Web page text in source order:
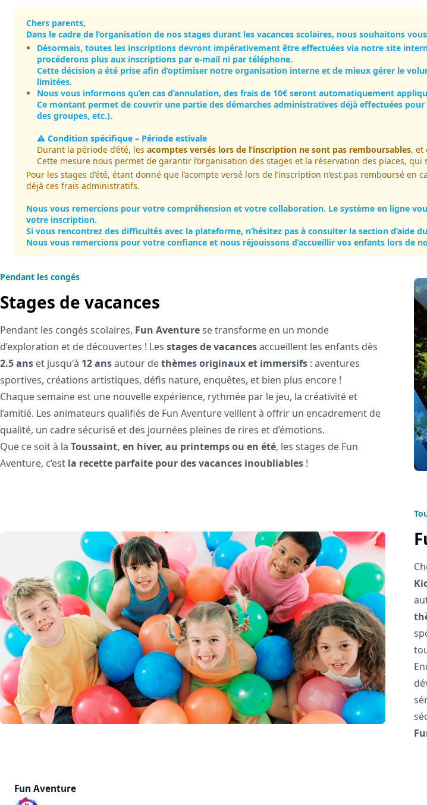
Chers parents,
Dans le cadre de l’organisation de nos stages durant les vacances scolaires, nous souhaitons
Désormais, toutes les inscriptions devront impérativement être effectuées via notre site
procéderons plus aux inscriptions par e-mail ni par téléphone.
Cette décision a été prise afin d’optimiser notre organisation interne et de mieux gérer le
limitées.
Nous vous informons qu’en cas d’annulation, des frais de 10€ seront automatiquement
Ce montant permet de couvrir une partie des démarches administratives déjà effectuées
des groupes, etc.).
⚠️ Condition spécifique – Période estivale
Durant la période d’été, les acomptes versés lors de l’inscription ne sont pas remboursables, et
Cette mesure nous permet de garantir l’organisation des stages et la réservation des places,
Pour les stages d’été, étant donné que l’acompte versé lors de l’inscription n’est pas remboursé
déjà ces frais administratifs.
Nous vous remercions pour votre compréhension et votre collaboration. Le système en ligne
votre inscription.
Si vous rencontrez des difficultés avec la plateforme, n’hésitez pas à consulter la section
Nous vous remercions pour votre confiance et nous réjouissons d’accueillir vos enfants lors de
Pendant les congés
Stages de vacances
Pendant les congés scolaires, Fun Aventurese transforme en un monde
d’exploration et de découvertes ! Les stages de vacancesaccueillent les enfants dès
2.5 ans et jusqu'à 12 ansautour dethèmes originaux et immersifs : aventures
sportives, créations artistiques, défis nature, enquêtes, et bien plus encore !
Chaque semaine est une nouvelle expérience, rythmée par le jeu, la créativité et
l’amitié. Les animateurs qualifiés de Fun Aventure veillent à offrir un encadrement de
qualité, un cadre sécurisé et des journées pleines de rires et d’émotions.
Que ce soit à la Toussaint, en hiver, au printemps ou en été, les stages de Fun
Aventure, c’est la recette parfaite pour des vacances inoubliables !
Fun Aventure